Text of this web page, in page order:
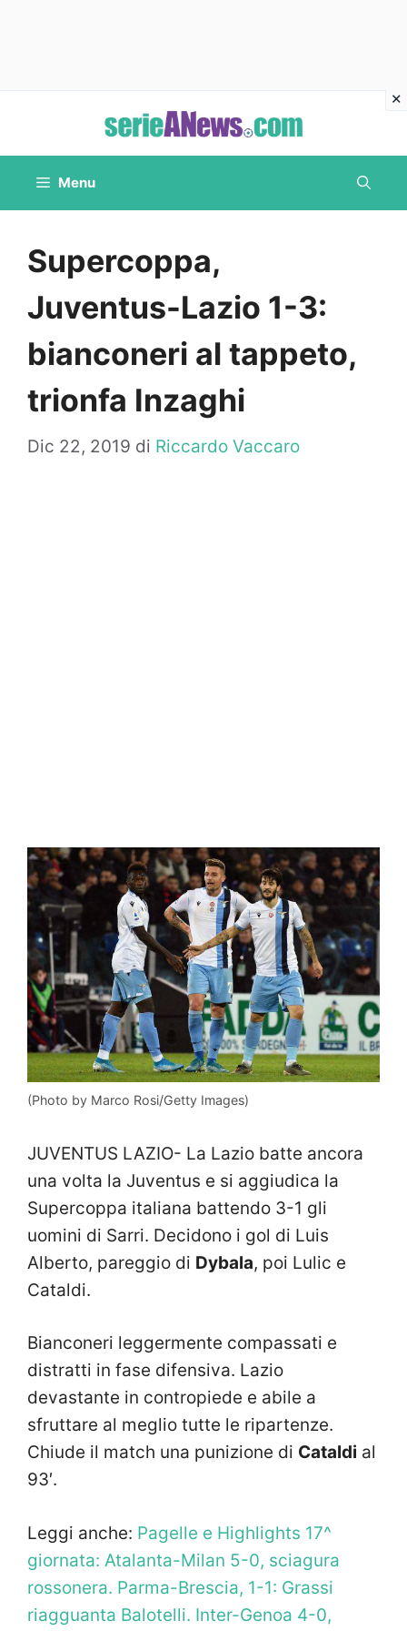
contenuto
Menu
Supercoppa,
Juventus-Lazio 1-3:
bianconeri al tappeto,
trionfa Inzaghi
Dic 22, 2019 di Riccardo Vaccaro
(Photo by Marco Rosi/Getty Images)
JUVENTUS LAZIO- La Lazio batte ancora
una volta la Juventus e si aggiudica la
Supercoppa italiana battendo 3-1 gli
uomini di Sarri. Decidono i gol di Luis
Alberto, pareggio di Dybala, poi Lulic e
Cataldi.
Bianconeri leggermente compassati e
distratti in fase difensiva. Lazio
devastante in contropiede e abile a
sfruttare al meglio tutte le ripartenze.
Chiude il match una punizione di Cataldi al
93′.
Leggi anche: Pagelle e Highlights 17^
giornata: Atalanta-Milan 5-0, sciagura
rossonera. Parma-Brescia, 1-1: Grassi
riagguanta Balotelli. Inter-Genoa 4-0,